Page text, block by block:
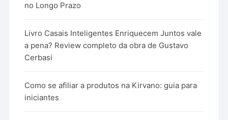
no Longo Prazo
Livro Casais Inteligentes Enriquecem Juntos vale
a pena? Review completo da obra de Gustavo
Cerbasi
Como se afiliar a produtos na Kirvano: guia para
iniciantes